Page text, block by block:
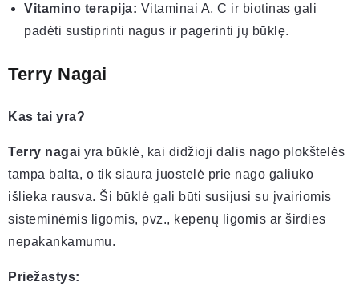
Vitamino terapija: Vitaminai A, C ir biotinas gali
padėti sustiprinti nagus ir pagerinti jų būklę.
Terry Nagai
Kas tai yra?
Terry nagai yra būklė, kai didžioji dalis nago plokštelės
tampa balta, o tik siaura juostelė prie nago galiuko
išlieka rausva. Ši būklė gali būti susijusi su įvairiomis
sisteminėmis ligomis, pvz., kepenų ligomis ar širdies
nepakankamumu.
Priežastys: